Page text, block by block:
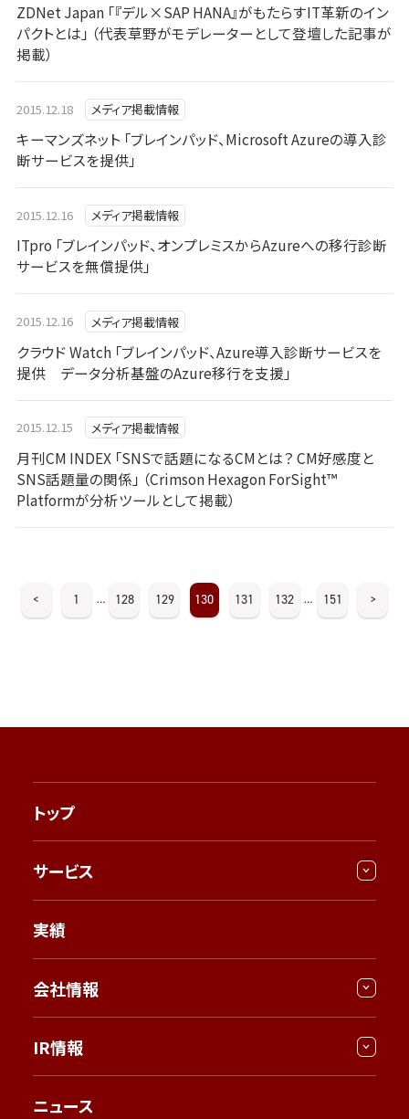
ZDNet Japan 「『デル×SAP HANA』がもたらすIT革新のイン
パクトとは」 （代表草野がモデレーターとして登壇した記事が
掲載）
2015.12.18 メディア掲載情報
キーマンズネット 「ブレインパッド、Microsoft Azureの導入診
断サービスを提供」
2015.12.16 メディア掲載情報
ITpro 「ブレインパッド、オンプレミスからAzureへの移行診断
サービスを無償提供」
2015.12.16 メディア掲載情報
クラウド Watch 「ブレインパッド、Azure導入診断サービスを
提供 データ分析基盤のAzure移行を支援」
2015.12.15 メディア掲載情報
月刊CM INDEX 「SNSで話題になるCMとは？ CM好感度と
SNS話題量の関係」 （Crimson Hexagon ForSight™
Platformが分析ツールとして掲載）
< 1 … 128 129 130 131 132 … 151 >
トップ
サービス
実績
会社情報
IR情報
ニュース